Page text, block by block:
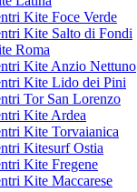
Kite Foce Verde
Kite Salto di Fondi
Roma
Kite Anzio Nettuno
Kite Lido dei Pini
Tor San Lorenzo
Kite Ardea
Kite Torvaianica
Kitesurf Ostia
Kite Fregene
Kite Maccarese